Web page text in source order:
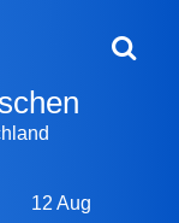
12 Aug